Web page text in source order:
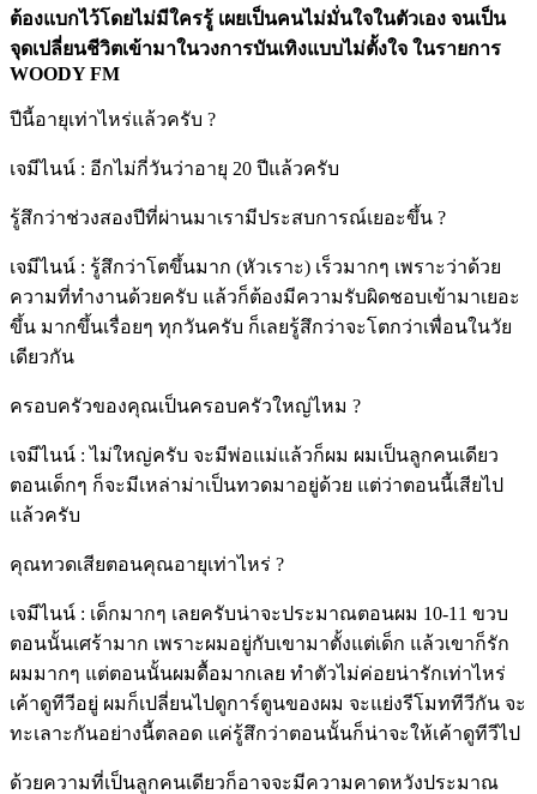
ต้องแบกไว้โดยไม่มีใครรู้ เผยเป็นคนไม่มั่นใจในตัวเอง จนเป็น
จุดเปลี่ยนชีวิตเข้ามาในวงการบันเทิงแบบไม่ตั้งใจ ในรายการ
WOODY FM
ปีนี้อายุเท่าไหร่แล้วครับ ?
เจมีไนน์ : อีกไม่กี่วันว่าอายุ 20 ปีแล้วครับ
รู้สึกว่าช่วงสองปีที่ผ่านมาเรามีประสบการณ์เยอะขึ้น ?
เจมีไนน์ : รู้สึกว่าโตขึ้นมาก (หัวเราะ) เร็วมากๆ เพราะว่าด้วย
ความที่ทำงานด้วยครับ แล้วก็ต้องมีความรับผิดชอบเข้ามาเยอะ
ขึ้น มากขึ้นเรื่อยๆ ทุกวันครับ ก็เลยรู้สึกว่าจะโตกว่าเพื่อนในวัย
เดียวกัน
ครอบครัวของคุณเป็นครอบครัวใหญ่ไหม ?
เจมีไนน์ : ไม่ใหญ่ครับ จะมีพ่อแม่แล้วก็ผม ผมเป็นลูกคนเดียว
ตอนเด็กๆ ก็จะมีเหล่าม่าเป็นทวดมาอยู่ด้วย แต่ว่าตอนนี้เสียไป
แล้วครับ
คุณทวดเสียตอนคุณอายุเท่าไหร่ ?
เจมีไนน์ : เด็กมากๆ เลยครับน่าจะประมาณตอนผม 10-11 ขวบ
ตอนนั้นเศร้ามาก เพราะผมอยู่กับเขามาตั้งแต่เด็ก แล้วเขาก็รัก
ผมมากๆ แต่ตอนนั้นผมดื้อมากเลย ทำตัวไม่ค่อยน่ารักเท่าไหร่
เค้าดูทีวีอยู่ ผมก็เปลี่ยนไปดูการ์ตูนของผม จะแย่งรีโมททีวีกัน จะ
ทะเลาะกันอย่างนี้ตลอด แค่รู้สึกว่าตอนนั้นก็น่าจะให้เค้าดูทีวีไป
ด้วยความที่เป็นลูกคนเดียวก็อาจจะมีความคาดหวังประมาณ